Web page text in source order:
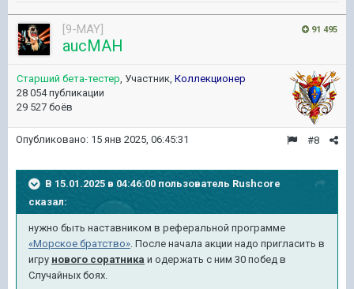
91 495
[9-MAY]
aucMAH
Старший бета-тестер, Участник, Коллекционер
28 054 публикации
29 527 боёв
#8
Опубликовано: 15 янв 2025, 06:45:31
В 15.01.2025 в 04:46:00 пользователь Rushcore
сказал:
нужно быть наставником в реферальной программе
«Морское братство». После начала акции надо пригласить в
игру нового соратника и одержать с ним 30 побед в
Случайных боях.